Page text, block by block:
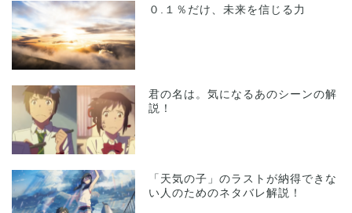
０.１％だけ、未来を信じる力
君の名は。気になるあのシーンの解
説！
「天気の子」のラストが納得できな
い人のためのネタバレ解説！